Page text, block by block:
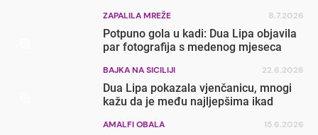
ZAPALILA MREŽE 8.7.2026
Potpuno gola u kadi: Dua Lipa objavila
par fotografija s medenog mjeseca
BAJKA NA SICILIJI 22.6.2026
Dua Lipa pokazala vjenčanicu, mnogi
kažu da je među najljepšima ikad
AMALFI OBALA 15.6.2026